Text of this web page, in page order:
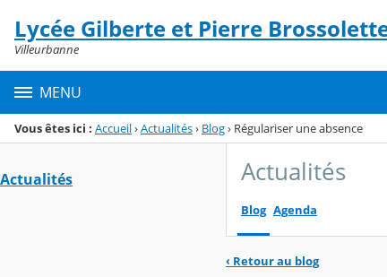
Menu de la rubrique
Contenu
Lycée Gilberte et Pierre
Villeurbanne
MENU
Vous êtes ici : Accueil›Actualités› Blog› Régulariser une absence
Actualités Actualités
Blog Agenda
‹ Retour au blog